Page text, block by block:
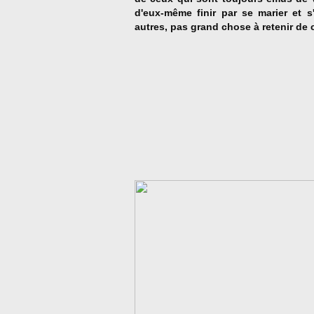
d'eux-même finir par se marier et
autres, pas grand chose à retenir